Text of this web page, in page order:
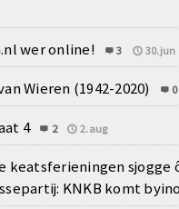
wer online! 3 30.jun
Wieren (1942-2020) 0
4 2 2.aug
keatsferieningen sjogge
KNKB komt